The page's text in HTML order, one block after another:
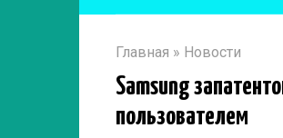
Главная » Новости
Samsung
пользователем